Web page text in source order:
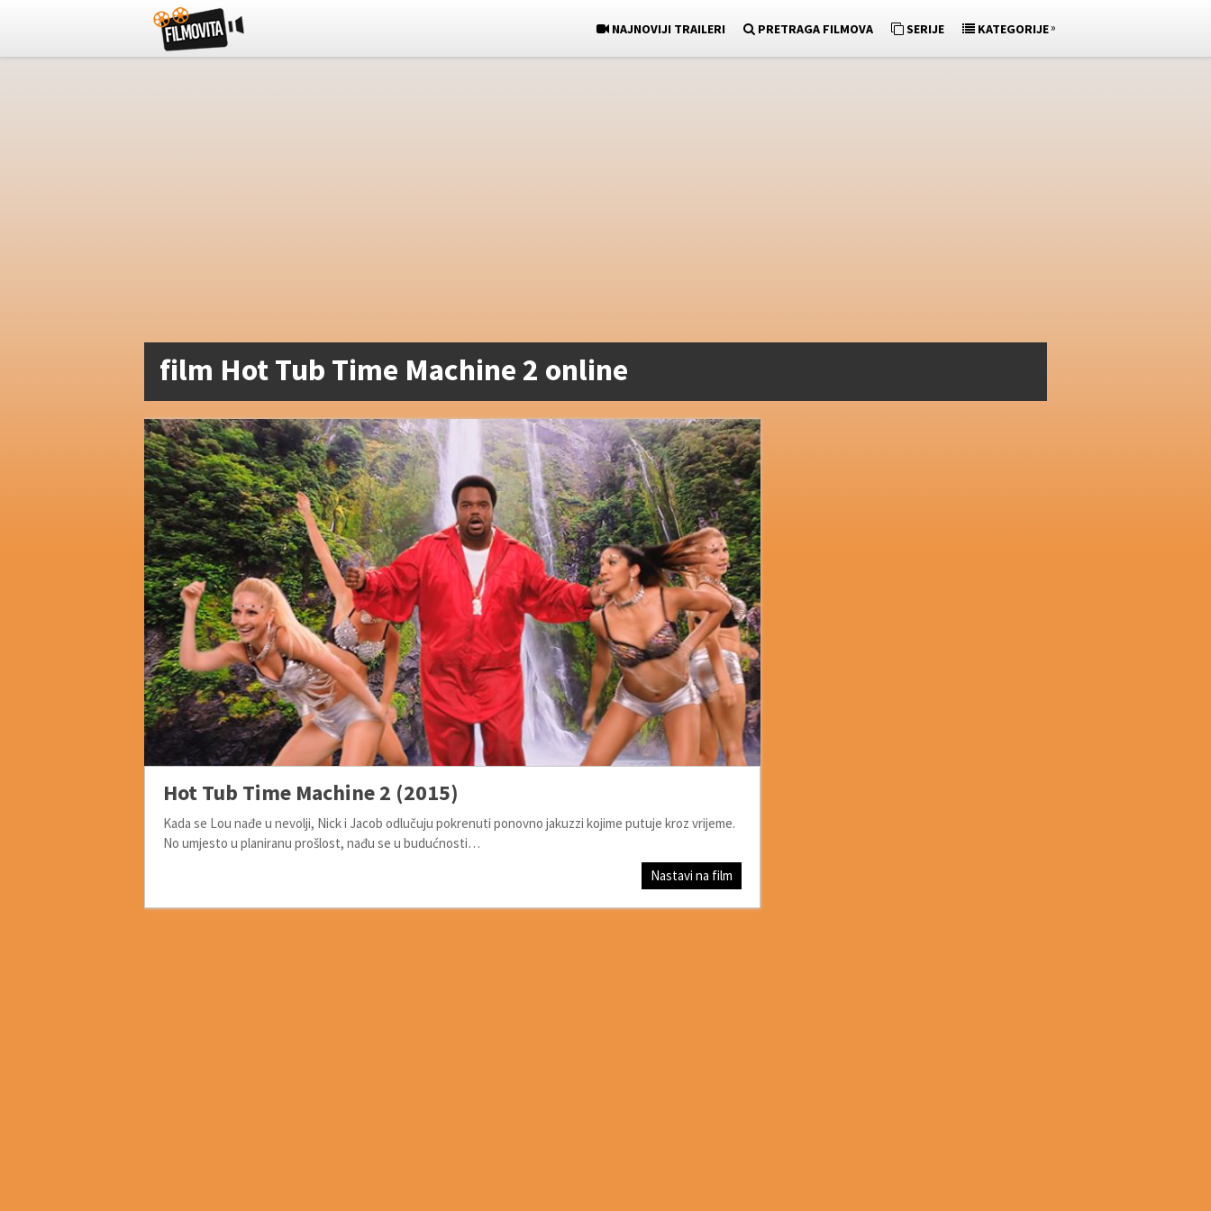
NAJNOVIJI TRAILERI PRETRAGA FILMOVA SERIJE KATEGORIJE»
film Hot Tub Time Machine 2 online
Hot Tub Time Machine 2 (2015)
Kada se Lou nađe u nevolji, Nick i Jacob odlučuju pokrenuti ponovno jakuzzi kojime putuje kroz vrijeme.
No umjesto u planiranu prošlost, nađu se u budućnosti…
Nastavi na film